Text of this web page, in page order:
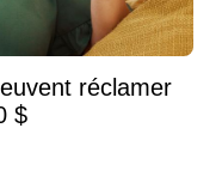
réclamer
$